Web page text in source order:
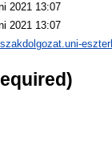
2021 13:07
2021 13:07